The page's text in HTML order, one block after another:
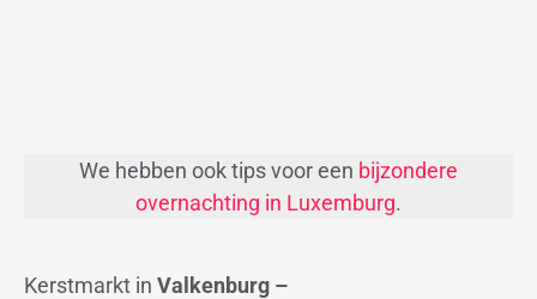
We hebben ook tips voor een bijzondere
overnachting in Luxemburg.
Kerstmarkt in Valkenburg –